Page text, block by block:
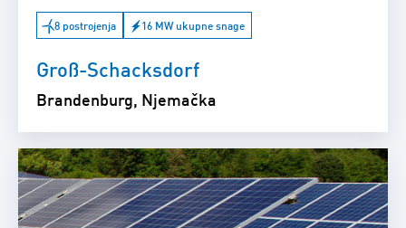
8 postrojenja 16 MW ukupne snage
Groß-Schacksdorf
Brandenburg, Njemačka